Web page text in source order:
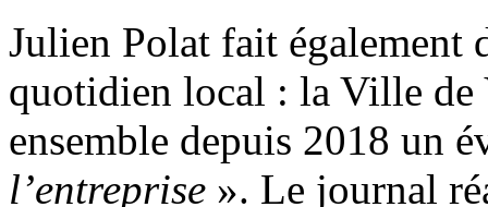
Julien Polat fait également
quotidien local : la Ville
ensemble depuis 2018 un
l’entreprise ». Le journal